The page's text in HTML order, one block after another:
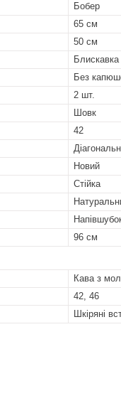
Бобер
65 см
50 см
Блискавка
Без
2 шт.
Шовк
42
Новий
Стійка
96 см
Кава з
42, 46
Шкіряні